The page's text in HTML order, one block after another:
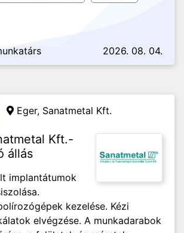
2026. 08. 04.
Eger, Sanatmetal Kft.
Kft.-
állás
implantátumok
kezelése. Kézi
elvégzése. A munkadarabok